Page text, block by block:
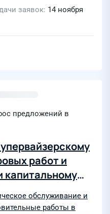
заявок 14 ноября
предложений в
работ и
капитальному
нужд ОАО
обслуживание и
работы в